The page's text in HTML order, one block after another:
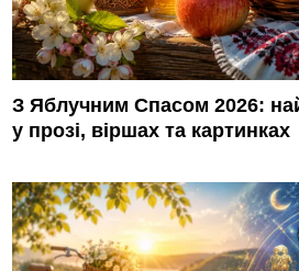
З Яблучним Спасом 2026:
у прозі, віршах та картинках